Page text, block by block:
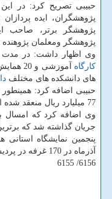
حبیبی تصریح كرد: در
پژوهشگر برتر، صاحب
پژوهشگر ومعلمان پژوهنده
وی اظهار داشت: در مدت پنج
كارگاه
های دانشكده های مختلف
77 میلیارد ریال منعقد شده ا ست.
وی اضافه كرد كه امسال
جریان گذاشته شد كه
آذرماه در 170 غرفه در پردیس كرج
6156/ 6155